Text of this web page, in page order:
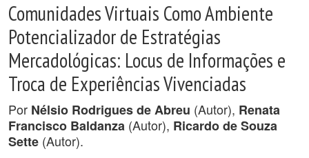
Comunidades Virtuais Como Ambiente
Potencializador de Estratégias
Mercadológicas: Locus de Informações e
Troca de Experiências Vivenciadas
Por Nélsio Rodrigues de Abreu (Autor), Renata
Francisco Baldanza (Autor), Ricardo de Souza
Sette (Autor).